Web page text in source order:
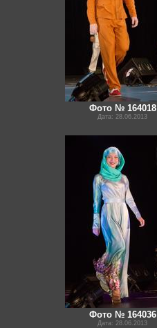
Фото № 164018
Дата: 28.06.2013
Фото № 164036
Дата: 28.06.2013